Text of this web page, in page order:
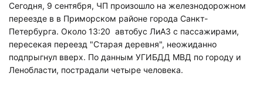
Сегодня, 9 сентября, ЧП произошло на железнодорожном
переезде в в Приморском районе города Санкт-
Петербурга. Около 13:20 автобус ЛиАЗ с пассажирами,
пересекая переезд "Старая деревня", неожиданно
подпрыгнул вверх. По данным УГИБДД МВД по городу и
Ленобласти, пострадали четыре человека.